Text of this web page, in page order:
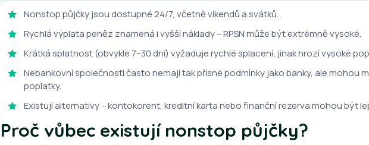
Nonstop půjčky jsou dostupné 24/7, včetně víkendů a svátků.
Rychlá výplata peněz znamená i vyšší náklady – RPSN může být extrémně vysoké.
Krátká splatnost (obvykle 7–30 dní) vyžaduje rychlé splacení, jinak hrozí vysoké
Nebankovní společnosti často nemají tak přísné podmínky jako banky, ale mohou
poplatky.
Existují alternativy – kontokorent, kreditní karta nebo finanční rezerva mohou být
Proč vůbec existují nonstop půjčky?